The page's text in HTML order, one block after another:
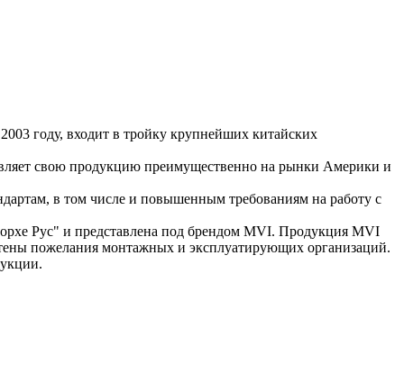
году, входит в тройку крупнейших китайских
свою продукцию преимущественно на рынки Америки и
в том числе и повышенным требованиям на работу с
Рус" и представлена под брендом MVI. Продукция MVI
пожелания монтажных и эксплуатирующих организаций.